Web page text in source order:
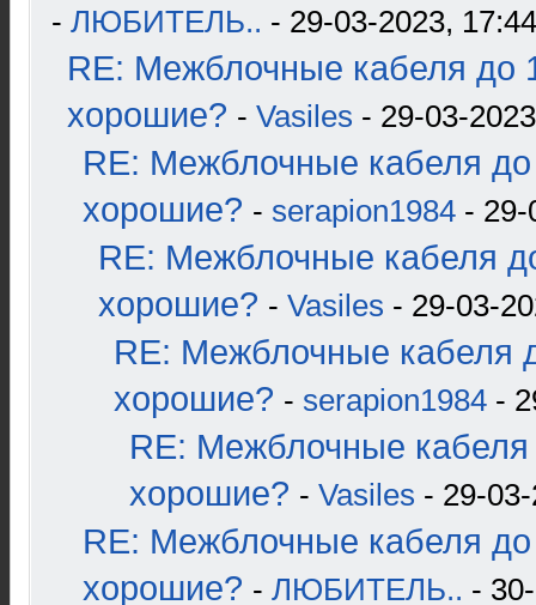
- ЛЮБИТЕЛЬ.. - 29-03-2023, 17:44
RE: Межблочные кабеля до
хорошие? - Vasiles - 29-03-
RE: Межблочные кабеля до
хорошие? - serapion1984 - 29-
RE: Межблочные кабеля
хорошие? - Vasiles - 29-03-
RE: Межблочные кабеля
хорошие? - serapion1984 -
RE: Межблочные кабеля
хорошие? - Vasiles - 29-
RE: Межблочные кабеля до
хорошие? - ЛЮБИТЕЛЬ.. -